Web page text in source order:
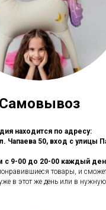
Самовывоз
находится по адресу:
Чапаева 50, вход с улицы
с 9-00 до 20-00 каждый
товары, и
в этот же день или в нужную